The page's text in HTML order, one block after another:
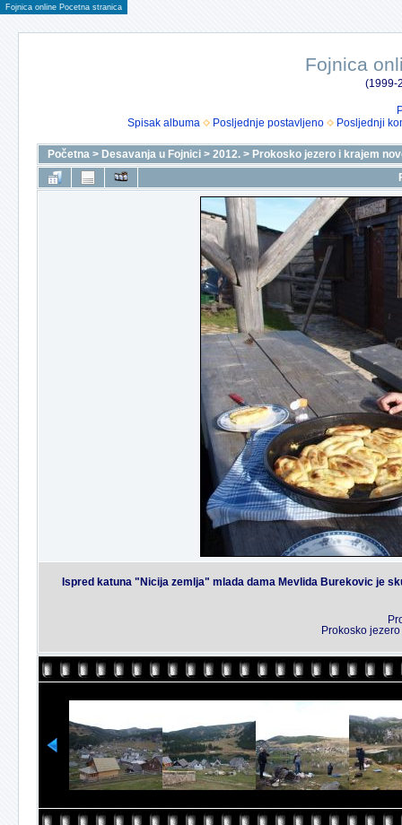
Fojnica online Pocetna stranica
Fojnica
(1999-
Spisak albuma
Posljednje postavljeno Posljednji
Početna > Desavanja u Fojnici > 2012. > Prokosko jezero i krajem
Ispred katuna "Nicija zemlja" mlada dama Mevlida Burekovic je
Prokosko